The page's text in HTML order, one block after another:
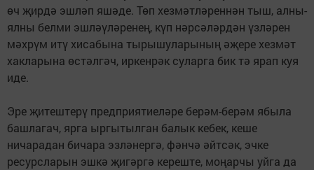
өч җирдә эшләп яшәде. Төп хезмәтләреннән тыш, алны-
ялны белми эшләүләренең, күп нәрсәләрдән үзләрен
мәхрүм итү хисабына тырышуларының әҗере хезмәт
хакларына өстәлгәч, иркенрәк суларга бик тә ярап куя
иде.
Эре җитештерү предприятиеләре берәм-берәм ябыла
башлагач, ярга ыргытылган балык кебек, кеше
ничарадан бичара эзләнергә, фәнчә әйтсәк, эчке
ресурсларын эшкә җигәргә кереште, моңарчы уйга да